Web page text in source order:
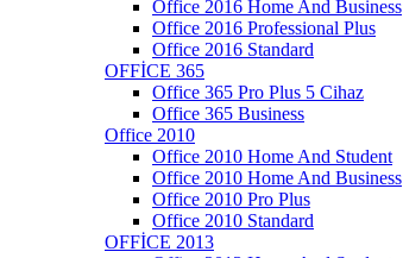
Office 2016 Home And Business
Office 2016 Professional Plus
Office 2016 Standard
OFFİCE 365
Office 365 Pro Plus 5 Cihaz
Office 365 Business
Office 2010
Office 2010 Home And Student
Office 2010 Home And Business
Office 2010 Pro Plus
Office 2010 Standard
OFFİCE 2013